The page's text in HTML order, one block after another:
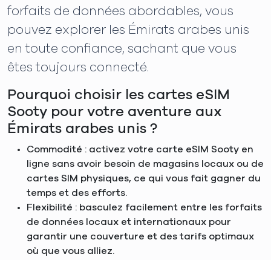
forfaits de données abordables, vous
pouvez explorer les Émirats arabes unis
en toute confiance, sachant que vous
êtes toujours connecté.
Pourquoi choisir les cartes eSIM
Sooty pour votre aventure aux
Émirats arabes unis ?
Commodité : activez votre carte eSIM Sooty en
ligne sans avoir besoin de magasins locaux ou de
cartes SIM physiques, ce qui vous fait gagner du
temps et des efforts.
Flexibilité : basculez facilement entre les forfaits
de données locaux et internationaux pour
garantir une couverture et des tarifs optimaux
où que vous alliez.